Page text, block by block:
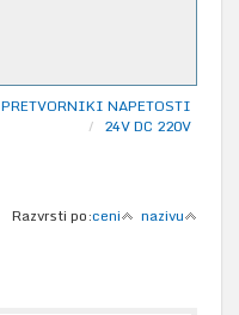
PRETVORNIKI NAPETOSTI
24V DC 220V
Razvrsti po:ceni nazivu